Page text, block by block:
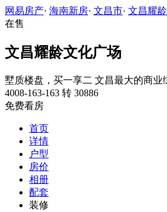
网易房产· 海南新房· 文昌市· 文昌耀
在售
文昌耀龄文化广场
墅质楼盘，买一享二 文昌最大的商业
4008-163-163 转 30886
免费看房
首页
详情
户型
房价
相册
配套
装修